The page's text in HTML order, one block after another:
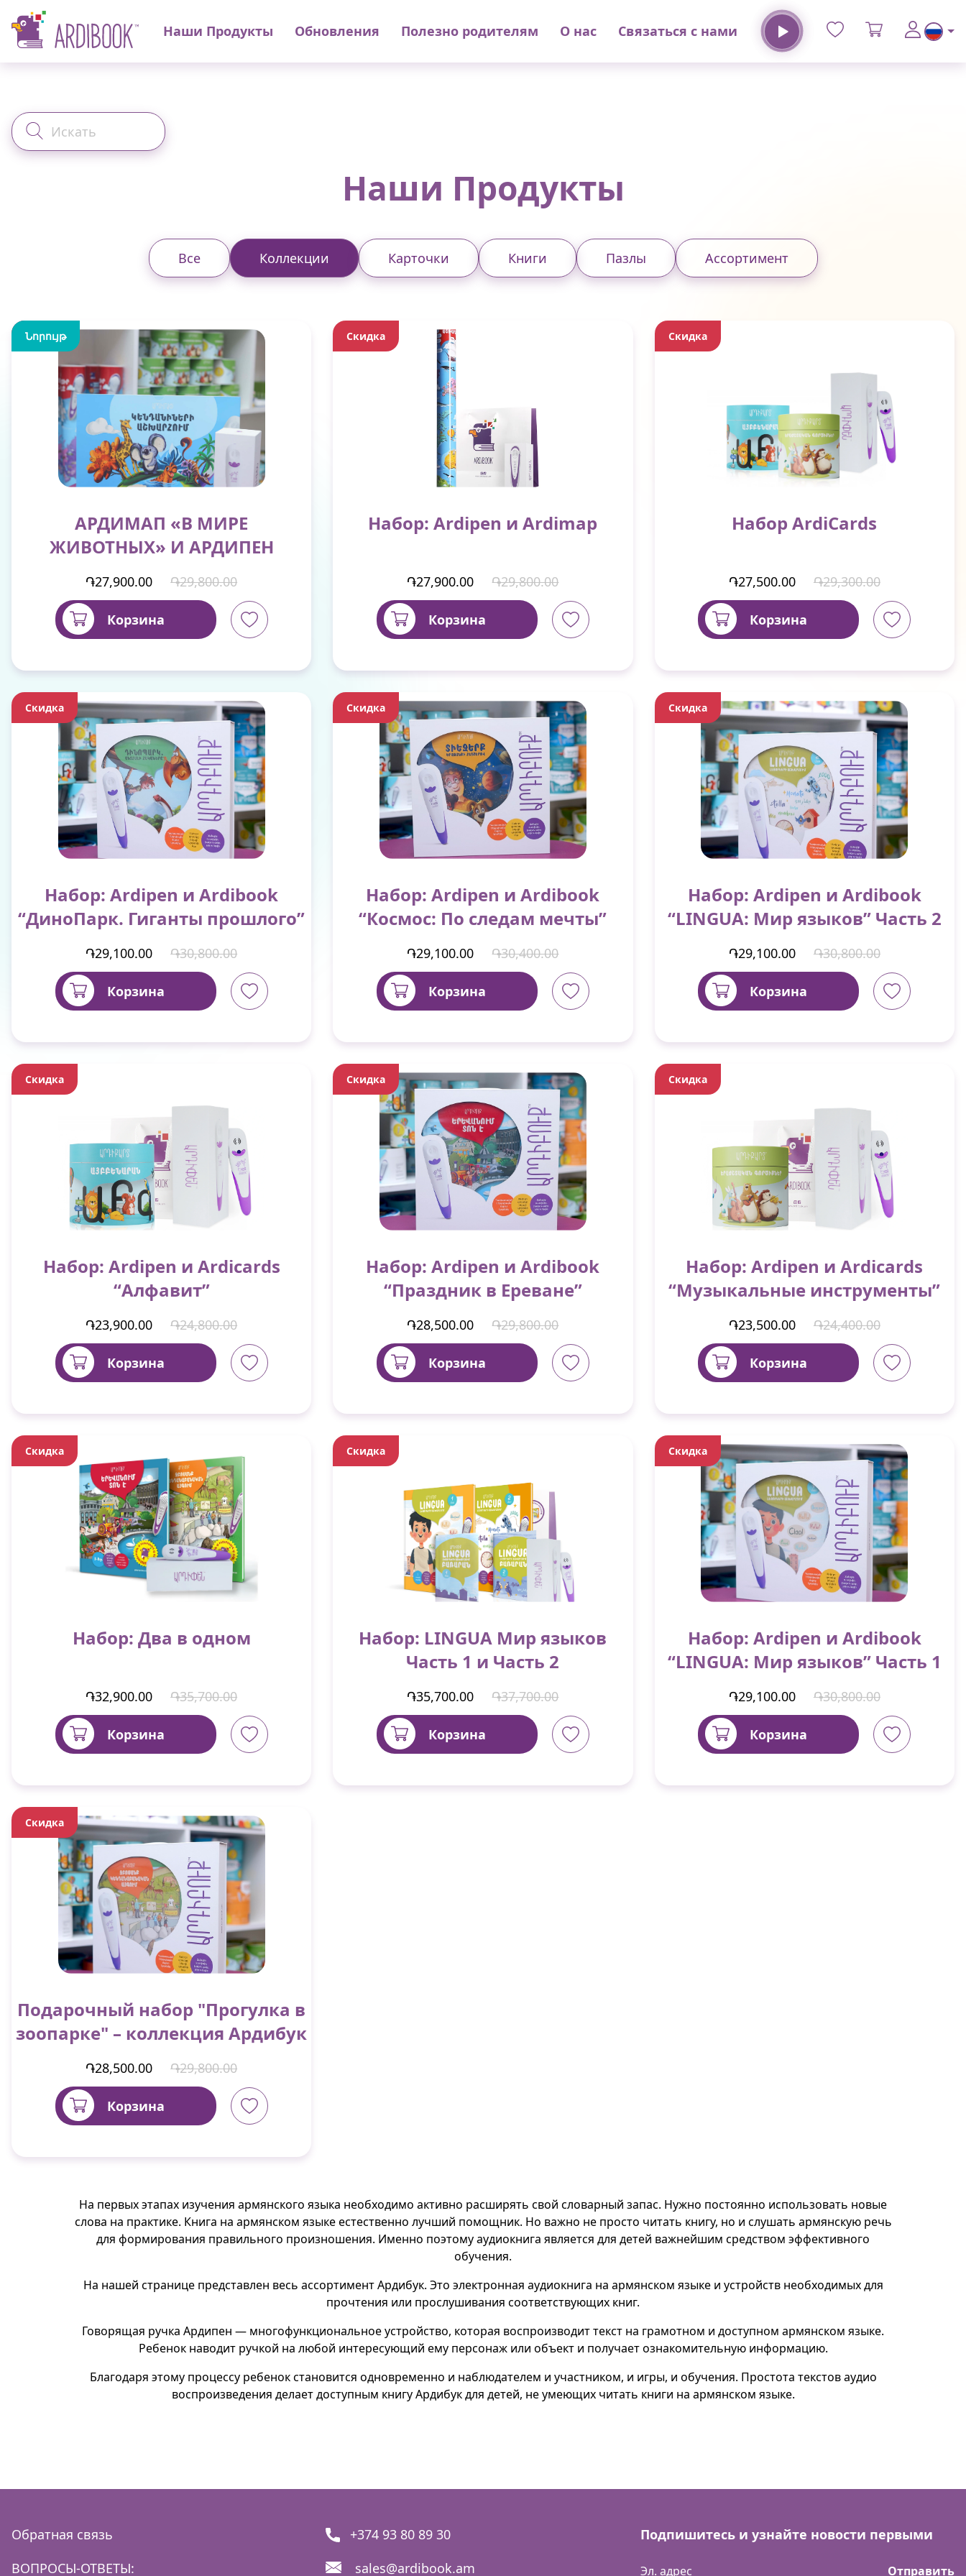
Наши Продукты Обновления Полезно родителям О нас Связаться с нами
Наши Продукты
Все Коллекции Карточки Книги Пазлы Ассортимент
Скидка
Նորույթ
АРДИМАП «В МИРЕ
ЖИВОТНЫХ» И АРДИПЕН
֏27,900.00 ֏29,800.00
Корзина
Скидка
Набор: Ardipen и Ardimap
֏27,900.00 ֏29,800.00
Корзина
Скидка
Набор ArdiCards
֏27,500.00 ֏29,300.00
Корзина
Скидка
Набор: Ardipen и Ardibook
“ДиноПарк. Гиганты прошлого”
֏29,100.00 ֏30,800.00
Корзина
Скидка
Набор: Ardipen и Ardibook
“Космос: По следам мечты”
֏29,100.00 ֏30,400.00
Корзина
Скидка
Набор: Ardipen и Ardibook
“LINGUA: Мир языков” Часть 2
֏29,100.00 ֏30,800.00
Корзина
Скидка
Набор: Ardipen и Ardicards
“Алфавит”
֏23,900.00 ֏24,800.00
Корзина
Скидка
Набор: Ardipen и Ardibook
“Праздник в Ереване”
֏28,500.00 ֏29,800.00
Корзина
Скидка
Набор: Ardipen и Ardicards
“Музыкальные инструменты”
֏23,500.00 ֏24,400.00
Корзина
Скидка
Набор: Два в одном
֏32,900.00 ֏35,700.00
Корзина
Скидка
Набор: LINGUA Мир языков
Часть 1 и Часть 2
֏35,700.00 ֏37,700.00
Корзина
Скидка
Набор: Ardipen и Ardibook
“LINGUA: Мир языков” Часть 1
֏29,100.00 ֏30,800.00
Корзина
Скидка
Подарочный набор "Прогулка в
зоопарке" – коллекция Ардибук
֏28,500.00 ֏29,800.00
Корзина
На первых этапах изучения армянского языка необходимо активно расширять свой словарный запас. Нужно постоянно использовать новые
слова на практике. Книга на армянском языке естественно лучший помощник. Но важно не просто читать книгу, но и слушать армянскую речь
для формирования правильного произношения. Именно поэтому аудиокнига является для детей важнейшим средством эффективного
обучения.
На нашей странице представлен весь ассортимент Ардибук. Это электронная аудиокнига на армянском языке и устройств необходимых для
прочтения или прослушивания соответствующих книг.
Говорящая ручка Ардипен — многофункциональное устройство, которая воспроизводит текст на грамотном и доступном армянском языке.
Ребенок наводит ручкой на любой интересующий ему персонаж или объект и получает ознакомительную информацию.
Благодаря этому процессу ребенок становится одновременно и наблюдателем и участником, и игры, и обучения. Простота текстов аудио
воспроизведения делает доступным книгу Ардибук для детей, не умеющих читать книги на армянском языке.
Обратная связь
ВОПРОСЫ-ОТВЕТЫ:
+374 93 80 89 30
sales@ardibook.am
Подпишитесь и узнайте новости первыми
Отправить